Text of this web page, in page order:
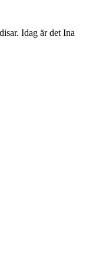
Idag är det Ina